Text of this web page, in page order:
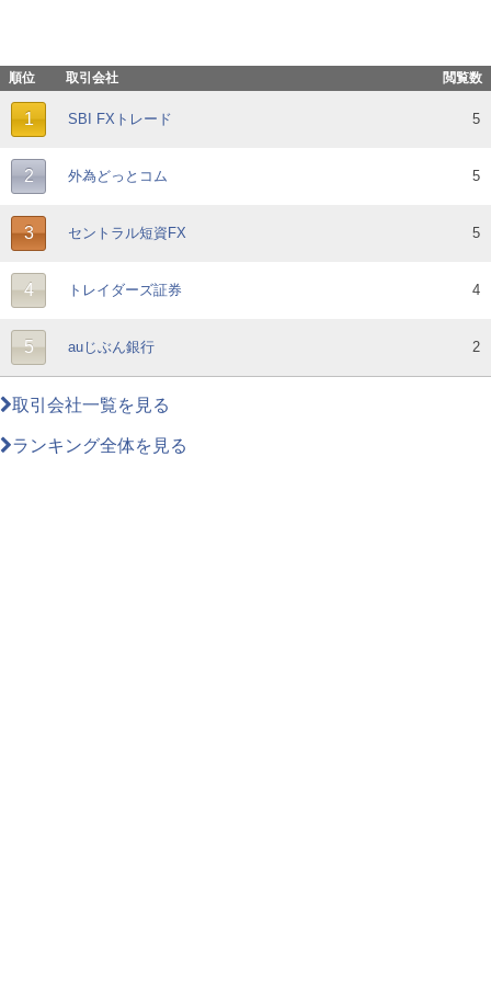
順位 取引会社 閲覧数
1 SBI FXトレード 5
2 外為どっとコム 5
3 セントラル短資FX 5
4 トレイダーズ証券 4
5 auじぶん銀行 2
取引会社一覧を見る
ランキング全体を見る